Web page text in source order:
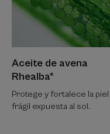
Aceite de avena
Rhealba®
Protege y fortalece la piel
frágil expuesta al sol.